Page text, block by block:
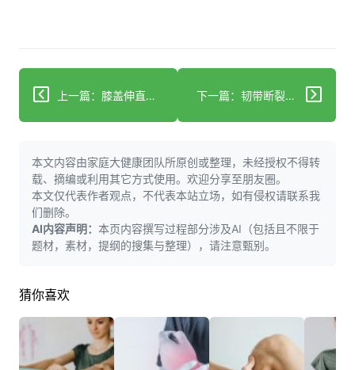
上一篇：膝盖伸直发抖无力？可能是韧带损伤在报警，教你科学应对 下一篇：韧带断裂科学应对指南
本文内容由家庭大健康团队所原创或整理，未经授权不得转
载、摘编或利用其它方式使用。欢迎分享至朋友圈。
本文仅代表作者观点，不代表本站立场，如有侵权请联系我
们删除。
AI内容声明： 本页内容撰写过程部分涉及AI（包括且不限于
题材，素材，提纲的搜集与整理），请注意甄别。
猜你喜欢